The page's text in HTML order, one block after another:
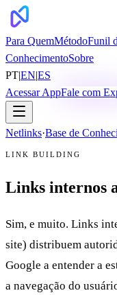
Para QuemMétodoFunil
ConhecimentoSobre
PT|EN|ES
Acessar AppFale com
Netlinks·Base de
LINK BUILDING
Links internos
Sim, e muito. Links
site) distribuem
Google a entender a
a navegação do